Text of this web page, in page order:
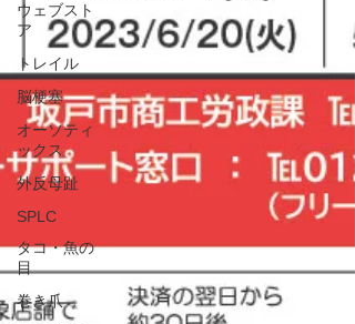
ウェブスト
ア
トレイル
脳梗塞
オーソティ
ックス
外反母趾
SPLC
タコ・魚の
目
巻き爪